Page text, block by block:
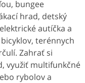
bungee
hrad, detský
autíčka a
terénnych
Zahrať si
využiť multifunkčné
rybolov a